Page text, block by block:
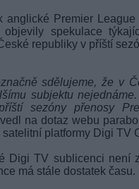
anglické Premier
spekulace
republiky v příští
sdělujeme, že v
subjektu
sezóny přenosy
na dotaz webu
platformy Digi TV
Digi TV sublicenci není
má stále dostatek času.